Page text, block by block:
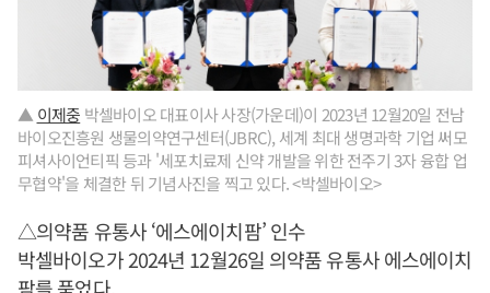
▲ 이제중 박셀바이오 대표이사 사장(가운데)이 2023년 12월20일 전남
바이오진흥원 생물의약연구센터(JBRC), 세계 최대 생명과학 기업 써모
피셔사이언티픽 등과 '세포치료제 신약 개발을 위한 전주기 3자 융합 업
무협약'을 체결한 뒤 기념사진을 찍고 있다. <박셀바이오>
△의약품 유통사 ‘에스에이치팜’ 인수
박셀바이오가 2024년 12월26일 의약품 유통사 에스에이치
팜를 품었다.